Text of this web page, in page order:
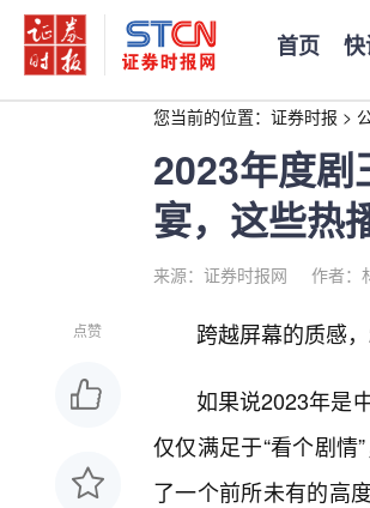
首页
您当前的位置： 证券时报 >
2023年度剧
宴，这些热
来源：证券时报网 作者：
点赞 跨越屏幕的质感
如果说2023年是
仅仅满足于“看个剧
了一个前所未有的高